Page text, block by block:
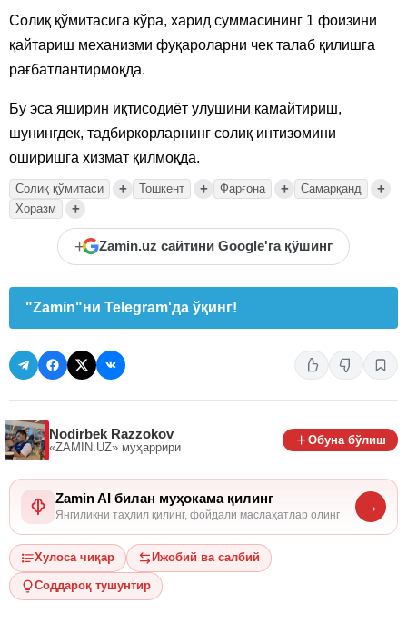
Солиқ қўмитасига кўра, харид суммасининг 1 фоизини
қайтариш механизми фуқароларни чек талаб қилишга
рағбатлантирмоқда.
Бу эса яширин иқтисодиёт улушини камайтириш,
шунингдек, тадбиркорларнинг солиқ интизомини
оширишга хизмат қилмоқда.
Солиқ қўмитаси + Тошкент + Фарғона + Самарқанд +
Хоразм +
+ Zamin.uz сайтини Google'га қўшинг
"Zamin"ни Telegram'да ўқинг!
Nodirbek Razzokov
«ZAMIN.UZ» муҳаррири
Обуна бўлиш
Zamin AI билан муҳокама қилинг
Янгиликни таҳлил қилинг, фойдали маслаҳатлар олинг
→
Хулоса чиқар Ижобий ва салбий
Соддароқ тушунтир